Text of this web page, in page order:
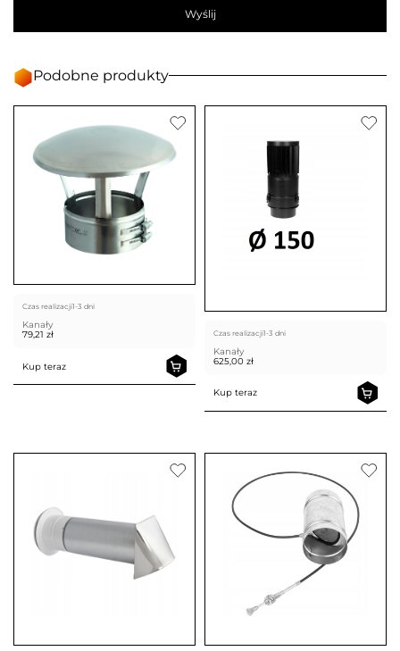
Podobne produkty
Czas realizacji1-3 dni
Kanały
79,21 zł
Kup teraz
Czas realizacji1-3 dni
Kanały
625,00 zł
Kup teraz